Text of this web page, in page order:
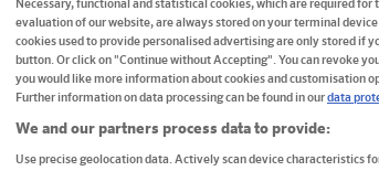
Buch
Format: 15,0 x 21,0 cm,
ISBN: 978-3-12-
Informationen für
Necessary, functional and statistical cookies, which are required
evaluation of our website, are always stored on your terminal
cookies used to provide personalised advertising are only stored if
button. Or click on "Continue without Accepting". You can revoke
you would like more information about cookies and customisation
Further information on data processing can be found in ourdata
We and our partners process data to provide:
Use precise geolocation data. Actively scan device characteristics